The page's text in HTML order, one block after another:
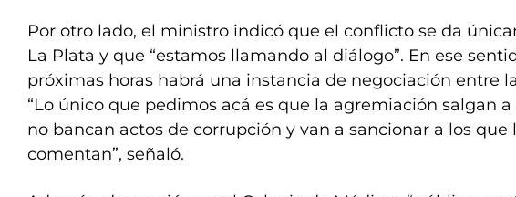
Por otro lado, el ministro indicó que el conflicto se da
La Plata y que “estamos llamando al diálogo”. En ese
próximas horas habrá una instancia de negociación entre
“Lo único que pedimos acá es que la agremiación salgan
no bancan actos de corrupción y van a sancionar a los que
comentan”, señaló.